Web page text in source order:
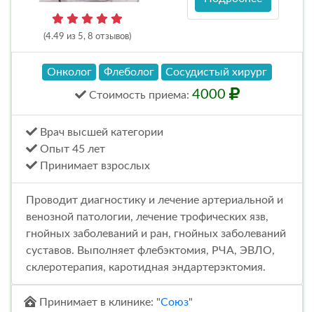
(4.49 из 5, 8 отзывов)
Онколог Флеболог Сосудистый хирург
Стоимость приема: 4000
Врач высшей категории
Опыт 45 лет
Принимает взрослых
Проводит диагностику и лечение артериальной и
венозной патологии, лечение трофических язв,
гнойных заболеваний и ран, гнойных заболеваний
суставов. Выполняет флебэктомия, РЧА, ЭВЛО,
склеротерапия, каротидная эндартерэктомия.
Принимает в клинике: "Союз"